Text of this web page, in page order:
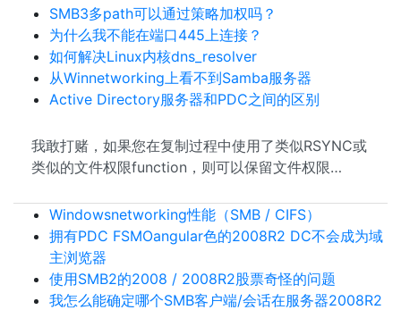
SMB3多path可以通过策略加权吗？
为什么我不能在端口445上连接？
如何解决Linux内核dns_resolver
从Winnetworking上看不到Samba服务器
Active Directory服务器和PDC之间的区别
我敢打赌，如果您在复制过程中使用了类似RSYNC或
类似的文件权限function，则可以保留文件权限…
Windowsnetworking性能（SMB / CIFS）
拥有PDC FSMOangular色的2008R2 DC不会成为域
主浏览器
使用SMB2的2008 / 2008R2股票奇怪的问题
我怎么能确定哪个SMB客户端/会话在服务器2008R2